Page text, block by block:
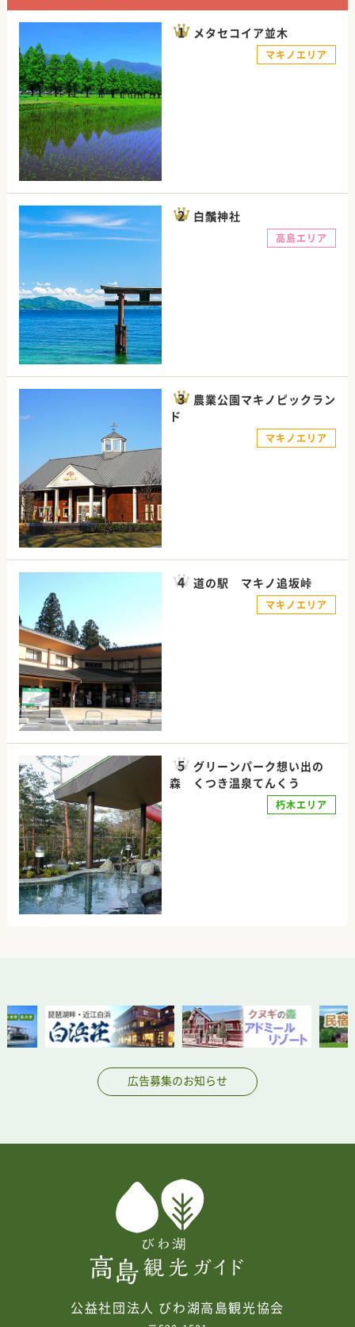
メタセコイア並木
マキノエリア
白鬚神社
高島エリア
農業公園マキノピックラン
ド
マキノエリア
道の駅 マキノ追坂峠
マキノエリア
グリーンパーク想い出の
森 くつき温泉てんくう
朽木エリア
広告募集のお知らせ
公益社団法人 びわ湖高島観光協会